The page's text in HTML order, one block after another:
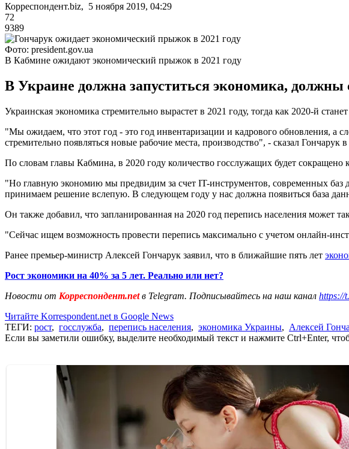
Корреспондент.biz, 5 ноября 2019, 04:29
72
9389
Фото: president.gov.ua
В Кабмине ожидают экономический прыжок в 2021 году
В Украине должна запуститься экономика, должны
Украинская экономика стремительно вырастет в 2021 году, тогда как 2020-й
"Мы ожидаем, что этот год - это год инвентаризации и кадрового обновления, а
стремительно появляться новые рабочие места, производство", - сказал Гончарук
По словам главы Кабмина, в 2020 году количество госслужащих будет
"Но главную экономию мы предвидим за счет ІT-инструментов, современных
принимаем решение вслепую. В следующем году у нас должна появиться база
Он также добавил, что запланированная на 2020 год перепись населения может
"Сейчас ищем возможность провести перепись максимально с учетом онлайн-
Ранее премьер-министр Алексей Гончарук заявил, что в ближайшие пять лет
Рост экономики на 40% за 5 лет. Реально или нет?
Новости от Корреспондент.netв Telegram. Подписывайтесь на наш канал https://
Читайте Korrespondent.net в Google News
ТЕГИ: рост, госслужба, перепись населения, экономика Украины, Алексей
Если вы заметили ошибку, выделите необходимый текст и нажмите Ctrl+Enter,